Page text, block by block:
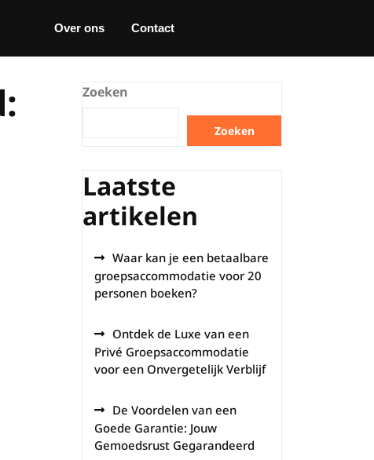
Over ons Contact
Zoeken
Zoeken
Laatste
artikelen
Waar kan je een betaalbare
groepsaccommodatie voor 20
personen boeken?
Ontdek de Luxe van een
Privé Groepsaccommodatie
voor een Onvergetelijk Verblijf
De Voordelen van een
Goede Garantie: Jouw
Gemoedsrust Gegarandeerd